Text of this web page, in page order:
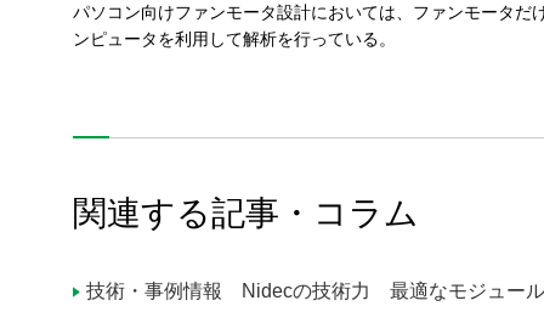
パソコン向けファンモータ設計においては、ファンモータ
ンピュータを利用して解析を行っている。
関連する記事・コラム
技術・事例情報 Nidecの技術力 最適なモジュー
お問い合わせ
Nidec公式Facebookアカウント
Nidec公式Twitterアカウント
Nidec公式Instagramアカウ
Nidec公式
Cookieポリシー ソーシャルメディアポリシー